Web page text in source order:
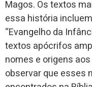
Magos. Os textos
essa história
“Evangelho da
textos apócrifos
nomes e origens
observar que esses